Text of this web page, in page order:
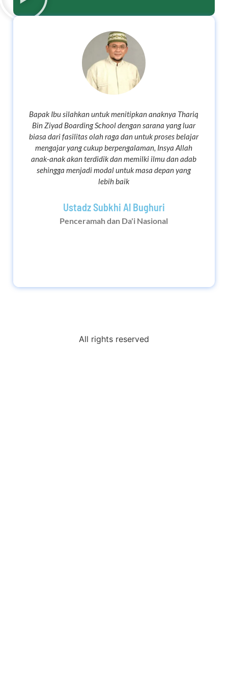
Bapak Ibu silahkan untuk menitipkan anaknya Thariq
Bin Ziyad Boarding School dengan sarana yang luar
biasa dari fasilitas olah raga dan untuk proses belajar
mengajar yang cukup berpengalaman, Insya Allah
anak-anak akan terdidik dan memilki ilmu dan adab
sehingga menjadi modal untuk masa depan yang
lebih baik
Ustadz Subkhi Al Bughuri
Penceramah dan Da'i Nasional
All rights reserved